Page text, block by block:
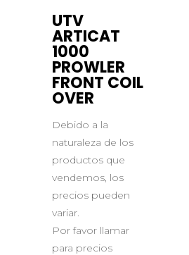
UTV
ARTICAT
1000
PROWLER
FRONT COIL
OVER
Debido a la
naturaleza de los
productos que
vendemos, los
precios pueden
variar.
Por favor llamar
para precios